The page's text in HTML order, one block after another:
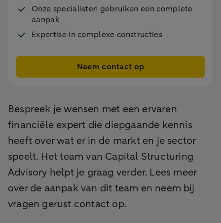
Onze specialisten gebruiken een complete
aanpak
Expertise in complexe constructies
Neem contact op
Bespreek je wensen met een ervaren
financiële expert die diepgaande kennis
heeft over wat er in de markt en je sector
speelt. Het team van Capital Structuring
Advisory helpt je graag verder. Lees meer
over de aanpak van dit team en neem bij
vragen gerust contact op.